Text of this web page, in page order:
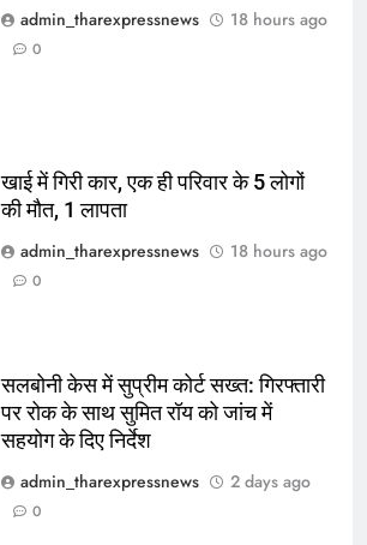
admin_tharexpressnews
18 hours ago
0
खाई में गिरी कार, एक ही परिवार के 5 लोगों
की मौत, 1 लापता
admin_tharexpressnews
18 hours ago
0
सलबोनी केस में सुप्रीम कोर्ट सख्त: गिरफ्तारी
पर रोक के साथ सुमित रॉय को जांच में
सहयोग के दिए निर्देश
admin_tharexpressnews
2 days ago
0